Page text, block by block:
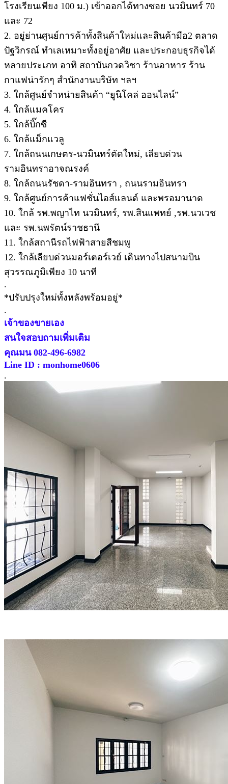
โรงเรียนเพียง 100 ม.) เข้าออกได้ทางซอย นวมินทร์ 70
และ 72
2. อยู่ย่านศูนย์การค้าทั้งสินค้าใหม่และสินค้ามือ2 ตลาด
ปัฐวิกรณ์ ทำเลเหมาะทั้งอยู่อาศัย และประกอบธุรกิจได้
หลายประเภท อาทิ สถาบันกวดวิชา ร้านอาหาร ร้าน
กาแฟน่ารักๆ สำนักงานบริษัท ฯลฯ
3. ใกล้ศูนย์จำหน่ายสินค้า “ยูนิโคล่ ออนไลน์”
4. ใกล้แมคโคร
5. ใกล้บิ๊กซี
6. ใกล้แม็กแวลู
7. ใกล้ถนนเกษตร-นวมินทร์ตัดใหม่, เลียบด่วน
รามอินทราอาจณรงค์
8. ใกล้ถนนรัชดา-รามอินทรา , ถนนรามอินทรา
9. ใกล้ศูนย์การค้าแฟชั่นไอส์แลนด์ และพรอมานาด
10. ใกล้ รพ.พญาไท นวมินทร์, รพ.สินแพทย์ ,รพ.นวเวช
และ รพ.นพรัตน์ราชธานี
11. ใกล้สถานีรถไฟฟ้าสายสีชมพู
12. ใกล้เลียบด่วนมอร์เตอร์เวย์ เดินทางไปสนามบิน
สุวรรณภูมิเพียง 10 นาที
.
*ปรับปรุงใหม่ทั้งหลังพร้อมอยู่*
.
เจ้าของขายเอง
สนใจสอบถามเพิ่มเติม
คุณมน 082-496-6982
Line ID : monhome0606
.